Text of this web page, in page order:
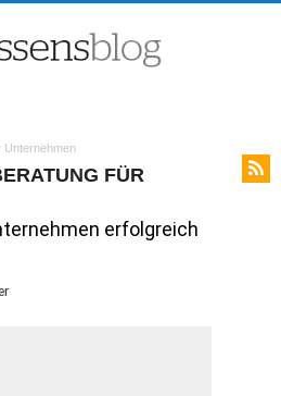
Unternehmen
FÜR
erfolgreich